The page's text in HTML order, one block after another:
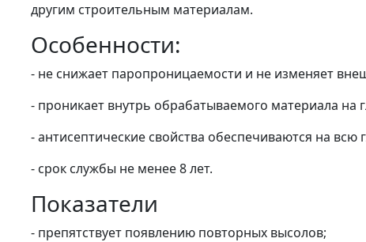
другим строительным материалам.
Особенности:
- не снижает паропроницаемости и не изменяет
- проникает внутрь обрабатываемого материала на
- антисептические свойства обеспечиваются на всю
- срок службы не менее 8 лет.
Показатели
- препятствует появлению повторных высолов;